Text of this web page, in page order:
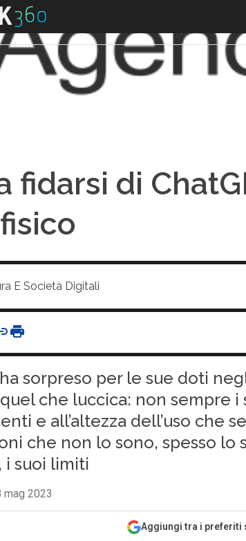
fidarsi di
E Società Digitali
sorpreso per le sue doti
che luccica: non sempre i
e all’altezza dell’uso che
che non lo sono, spesso lo
i suoi limiti
2023
Aggiungi tra i preferiti